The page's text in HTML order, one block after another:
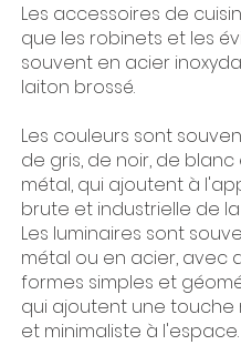
Les accessoires de
que les robinets et les
souvent en acier
laiton brossé.
Les couleurs sont
de gris, de noir, de
métal, qui ajoutent à
brute et industrielle de la
Les luminaires sont
métal ou en acier, avec
formes simples et
qui ajoutent une touche
et minimaliste à l'espace.